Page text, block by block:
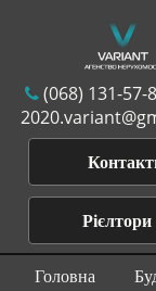
(068) 131-57-
Рієлтори
Головна